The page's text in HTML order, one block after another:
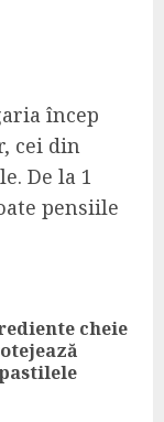
încep
cei din
De la 1
pensiile
cheie